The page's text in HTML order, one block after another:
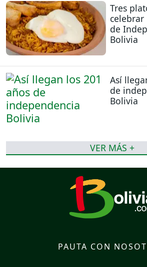
Tres
celebrar
de
Bolivia
Así
de
Bolivia
VER MÁS +
PAUTA CON